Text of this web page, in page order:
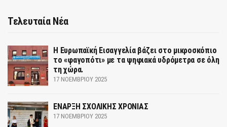
Τελευταία Νέα
Η Ευρωπαϊκή Εισαγγελία βάζει στο μικροσκόπιο
το «φαγοπότι» με τα ψηφιακά υδρόμετρα σε όλη
τη χώρα.
17 ΝΟΕΜΒΡΊΟΥ 2025
ΕΝΑΡΞΗ ΣΧΟΛΙΚΗΣ ΧΡΟΝΙΑΣ
17 ΝΟΕΜΒΡΊΟΥ 2025